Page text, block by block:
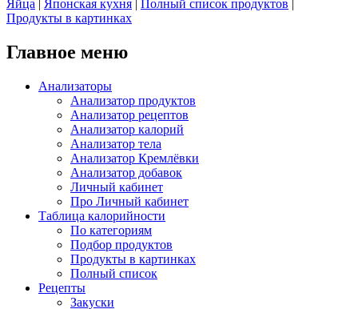
Яйца | Японская кухня | Полный список продуктов |
Продукты в картинках
Главное меню
Анализаторы
Анализатор продуктов
Анализатор рецептов
Анализатор калорий
Анализатор тела
Анализатор Кремлёвки
Анализатор добавок
Личный кабинет
Про Личный кабинет
Таблица калорийности
По категориям
Подбор продуктов
Продукты в картинках
Полный список
Рецепты
Закуски